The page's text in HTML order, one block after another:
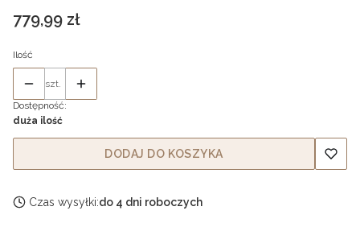
Cena
779,99 zł
Ilość
szt.
Dostępność:
duża ilość
DODAJ DO KOSZYKA
Czas wysyłki:do 4 dni roboczych